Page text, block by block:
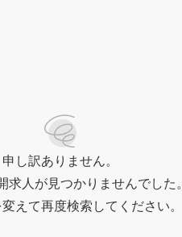
申し訳ありません。
求人が見つかりませんでした。
えて再度検索してください。